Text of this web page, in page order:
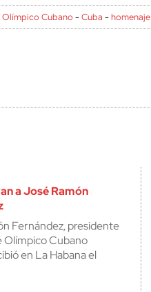
Cubano -Cuba -homenaje
a José Ramón
Fernández, presidente
Olímpico Cubano
en La Habana el